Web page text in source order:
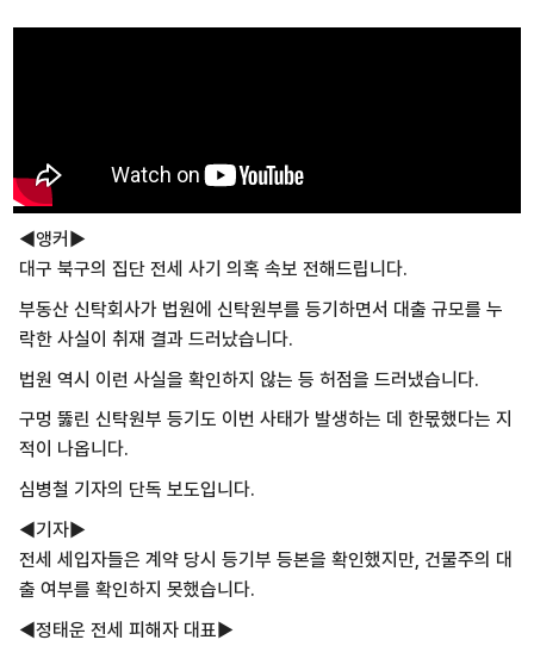
◀앵커▶
대구 북구의 집단 전세 사기 의혹 속보 전해드립니다.
부동산 신탁회사가 법원에 신탁원부를 등기하면서 대출 규모를 누
락한 사실이 취재 결과 드러났습니다.
법원 역시 이런 사실을 확인하지 않는 등 허점을 드러냈습니다.
구멍 뚫린 신탁원부 등기도 이번 사태가 발생하는 데 한몫했다는 지
적이 나옵니다.
심병철 기자의 단독 보도입니다.
◀기자▶
전세 세입자들은 계약 당시 등기부 등본을 확인했지만, 건물주의 대
출 여부를 확인하지 못했습니다.
◀정태운 전세 피해자 대표▶